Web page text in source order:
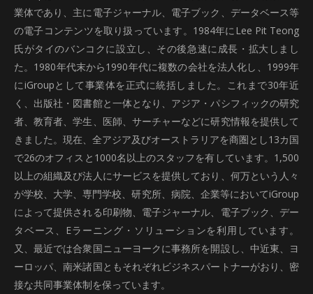
業体であり、主に電子ジャーナル、電子ブック、データベース等
の電子コンテンツを取り扱っています。1984年にLee Pit Teong
氏がタイのバンコクに設立し、その後急速に成長・拡大しまし
た。1980年代末から1990年代に複数の会社を法人化し、1999年
にiGroupとして事業体を正式に統括しました。これまで30年近
く、出版社・図書館と一体となり、アジア・パシフィックの研究
者、教育者、学生、医師、サーチャーなどに研究情報を提供して
きました。現在、全アジア及びオーストラリアを商圏とし13カ国
で26のオフィスと1000名以上のスタッフを有しています。1,500
以上の組織及び法人にサービスを提供しており、何万という人々
が学校、大学、専門学校、研究所、病院、企業等においてiGroup
によって提供される印刷物、電子ジャーナル、電子ブック、デー
タベース、Eラーニング・ソリューションを利用しています。
又、最近では合衆国ニューヨークに事務所を開設し、中近東、ヨ
ーロッパ、南米諸国ともそれぞれビジネスパートナーがおり、密
接な共同事業体制を保っています。